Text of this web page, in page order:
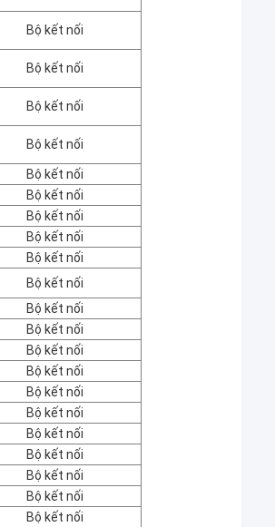
Bộ kết nối
Bộ kết nối
Bộ kết nối
Bộ kết nối
Bộ kết nối
Bộ kết nối
Bộ kết nối
Bộ kết nối
Bộ kết nối
Bộ kết nối
Bộ kết nối
Bộ kết nối
Bộ kết nối
Bộ kết nối
Bộ kết nối
Bộ kết nối
Bộ kết nối
Bộ kết nối
Bộ kết nối
Bộ kết nối
Bộ kết nối